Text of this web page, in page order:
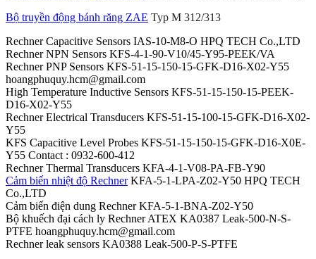
Bộ truyền động bánh răng ZAE Typ M 312/313
Rechner Capacitive Sensors IAS-10-M8-O HPQ TECH Co.,LTD
Rechner NPN Sensors KFS-4-1-90-V10/45-Y95-PEEK/VA
Rechner PNP Sensors KFS-51-15-150-15-GFK-D16-X02-Y55
hoangphuquy.hcm@gmail.com
High Temperature Inductive Sensors KFS-51-15-150-15-PEEK-
D16-X02-Y55
Rechner Electrical Transducers KFS-51-15-100-15-GFK-D16-X02-
Y55
KFS Capacitive Level Probes KFS-51-15-150-15-GFK-D16-X0E-
Y55 Contact : 0932-600-412
Rechner Thermal Transducers KFA-4-1-V08-PA-FB-Y90
Cảm biến nhiệt độ RechnerKFA-5-1-LPA-Z02-Y50 HPQ TECH
Co.,LTD
Cảm biến điện dung Rechner KFA-5-1-BNA-Z02-Y50
Bộ khuếch đại cách ly Rechner ATEX KA0387 Leak-500-N-S-
PTFE hoangphuquy.hcm@gmail.com
Rechner leak sensors KA0388 Leak-500-P-S-PTFE